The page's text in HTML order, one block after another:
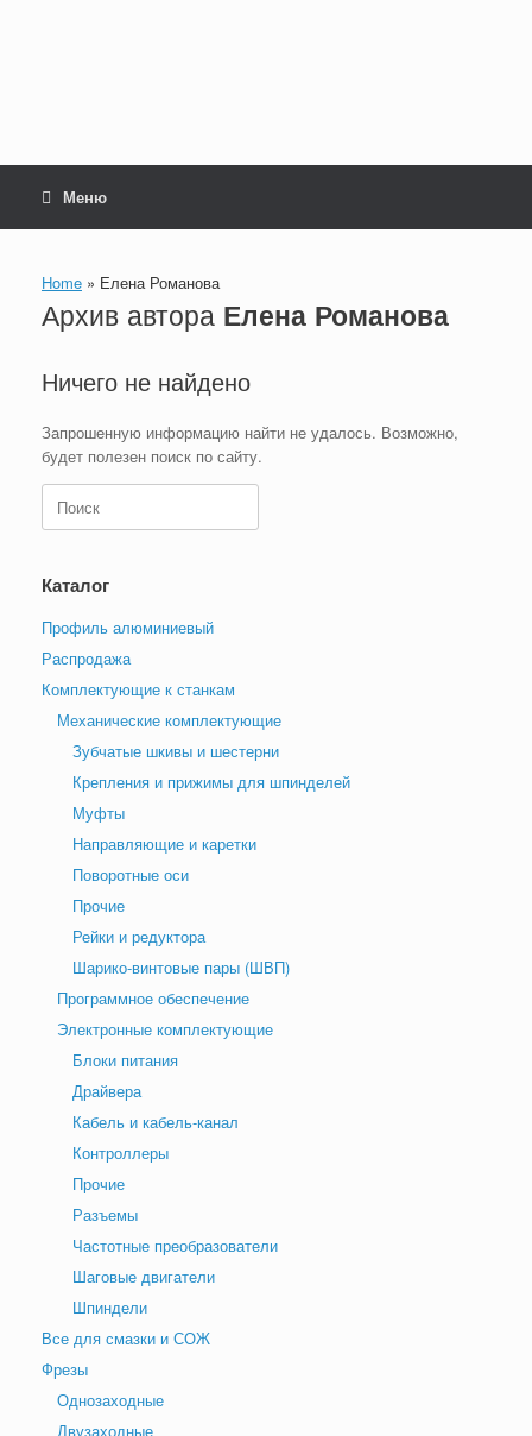
Меню
Home » Елена Романова
Архив автора Елена Романова
Ничего не найдено
Запрошенную информацию найти не удалось. Возможно,
будет полезен поиск по сайту.
Поиск
по:
Каталог
Профиль алюминиевый
Распродажа
Комплектующие к станкам
Механические комплектующие
Зубчатые шкивы и шестерни
Крепления и прижимы для шпинделей
Муфты
Направляющие и каретки
Поворотные оси
Прочие
Рейки и редуктора
Шарико-винтовые пары (ШВП)
Программное обеспечение
Электронные комплектующие
Блоки питания
Драйвера
Кабель и кабель-канал
Контроллеры
Прочие
Разъемы
Частотные преобразователи
Шаговые двигатели
Шпиндели
Все для смазки и СОЖ
Фрезы
Однозаходные
Двузаходные